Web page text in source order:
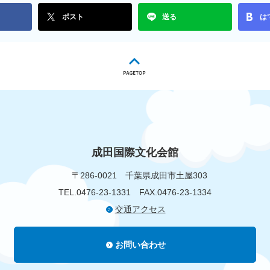
ポスト 送る は
成田国際文化会館
〒286-0021 千葉県成田市土屋303
TEL.0476-23-1331 FAX.0476-23-1334
交通アクセス
お問い合わせ